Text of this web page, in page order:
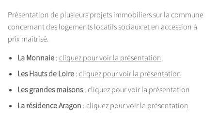
Présentation de plusieurs projets immobiliers sur la commune
concernant des logements locatifs sociaux et en accession à
prix maîtrisé.
La Monnaie : cliquez pour voir la présentation
Les Hauts de Loire : cliquez pour voir la présentation
Les grandes maisons: cliquez pour voir la présentation
La résidence Aragon : cliquez pour voir la présentation